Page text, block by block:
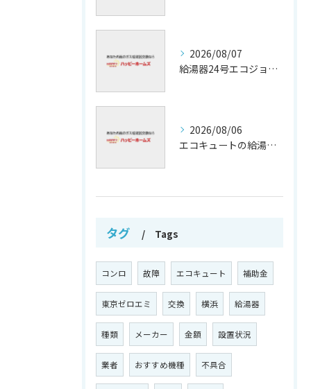
2026/08/07
給湯器24号エコジョーズの省エネ技術解説
2026/08/06
エコキュートの給湯効率と省エネ効果
タグ Tags
コンロ 故障 エコキュート 補助金
東京ゼロエミ 交換 横浜 給湯器
種類 メーカー 金額 設置状況
業者 おすすめ機種 不具合